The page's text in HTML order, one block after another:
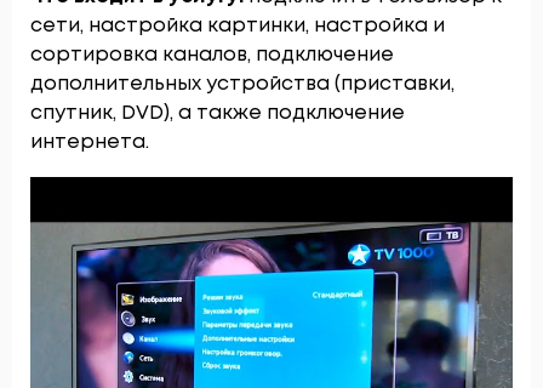
сети, настройка картинки, настройка и
сортировка каналов, подключение
дополнительных устройства (приставки,
спутник, DVD), а также подключение
интернета.